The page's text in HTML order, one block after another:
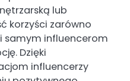
lub
korzyści zarówno
samym influencerom
Dzięki
influencerzy